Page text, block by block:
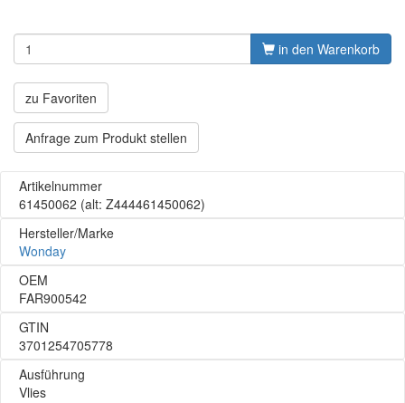
in den Warenkorb
zu Favoriten
Anfrage zum Produkt stellen
Artikelnummer
61450062 (alt: Z444461450062)
Hersteller/Marke
Wonday
OEM
FAR900542
GTIN
3701254705778
Ausführung
Vlies